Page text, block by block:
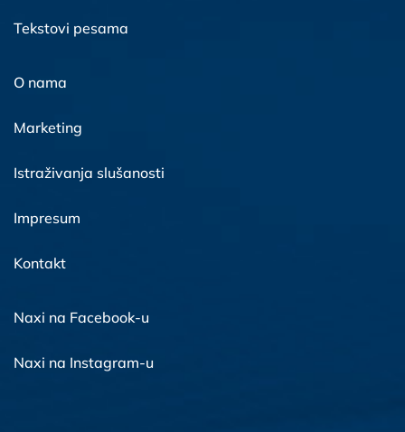
Tekstovi pesama
O nama
Marketing
Istraživanja slušanosti
Impresum
Kontakt
Naxi na Facebook-u
Naxi na Instagram-u